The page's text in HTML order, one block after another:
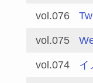
vol.076
vol.075
vol.074 イ